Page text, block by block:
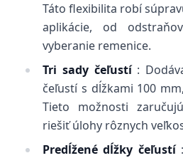
Táto flexibilita robí
aplikácie, od
vyberanie remenice.
Tri sady čeľustí:
čeľustí s dĺžkami 100
Tieto možnosti
riešiť úlohy rôznych
Predĺžené dĺžky čeľustí: